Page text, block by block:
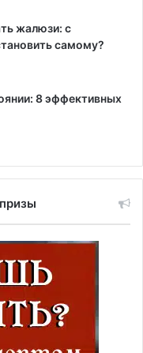
жалюзи: с
самому?
8 эффективных